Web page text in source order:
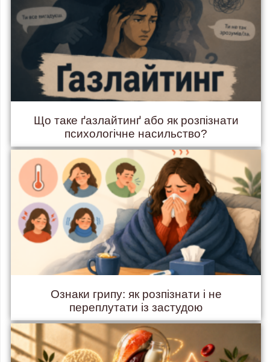
Що таке ґазлайтинґ або як розпізнати
психологічне насильство?
Ознаки грипу: як розпізнати і не
переплутати із застудою